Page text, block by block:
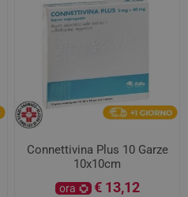
Connettivina Plus 10 Garze
10x10cm
ora € 13,12